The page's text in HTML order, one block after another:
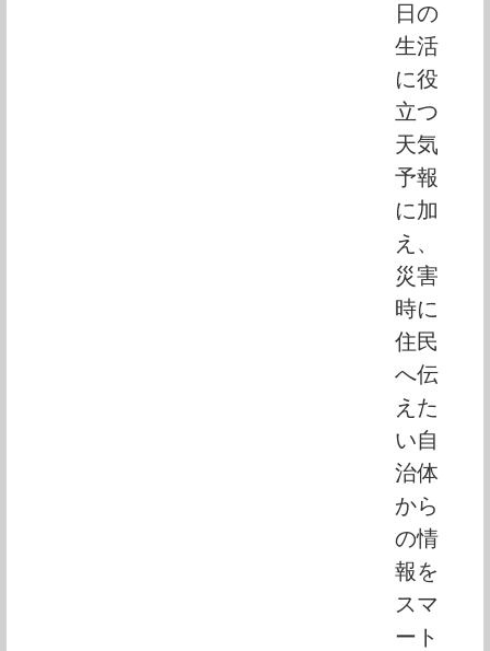
日の
生活
に役
立つ
天気
予報
に加
え、
災害
時に
住民
へ伝
えた
い自
治体
から
の情
報を
スマ
ート